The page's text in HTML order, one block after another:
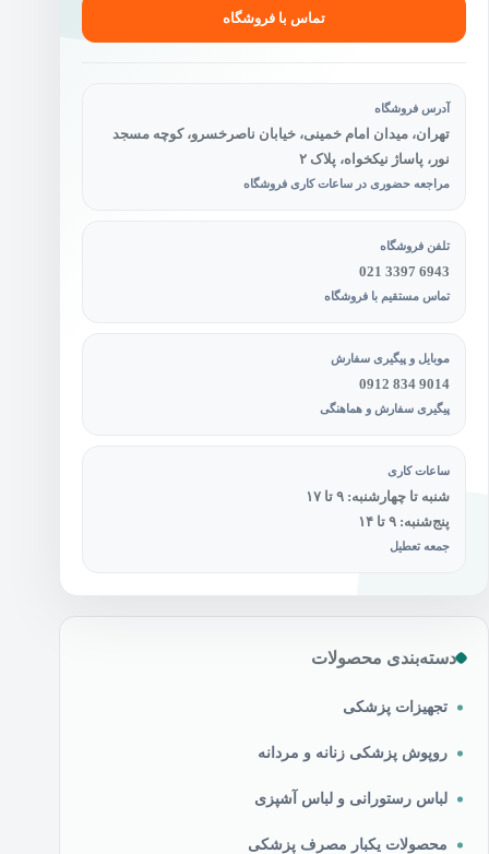
تماس با فروشگاه
آدرس فروشگاه
تهران، میدان امام خمینی، خیابان ناصرخسرو، کوچه مسجد
نور، پاساژ نیکخواه، پلاک ۲
مراجعه حضوری در ساعات کاری فروشگاه
تلفن فروشگاه
021 3397 6943
تماس مستقیم با فروشگاه
موبایل و پیگیری سفارش
0912 834 9014
پیگیری سفارش و هماهنگی
ساعات کاری
شنبه تا چهارشنبه: ۹ تا ۱۷
پنج‌شنبه: ۹ تا ۱۴
جمعه تعطیل
دسته‌بندی محصولات
تجهیزات پزشکی
روپوش پزشکی زنانه و مردانه
لباس رستورانی و لباس آشپزی
محصولات یکبار مصرف پزشکی